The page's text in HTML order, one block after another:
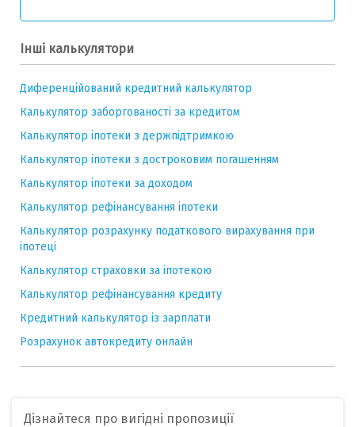
Інші калькулятори
Диференційований кредитний калькулятор
Калькулятор заборгованості за кредитом
Калькулятор іпотеки з держпідтримкою
Калькулятор іпотеки з достроковим погашенням
Калькулятор іпотеки за доходом
Калькулятор рефінансування іпотеки
Калькулятор розрахунку податкового вирахування при
іпотеці
Калькулятор страховки за іпотекою
Калькулятор рефінансування кредиту
Кредитний калькулятор із зарплати
Розрахунок автокредиту онлайн
Дізнайтеся про вигідні пропозиції